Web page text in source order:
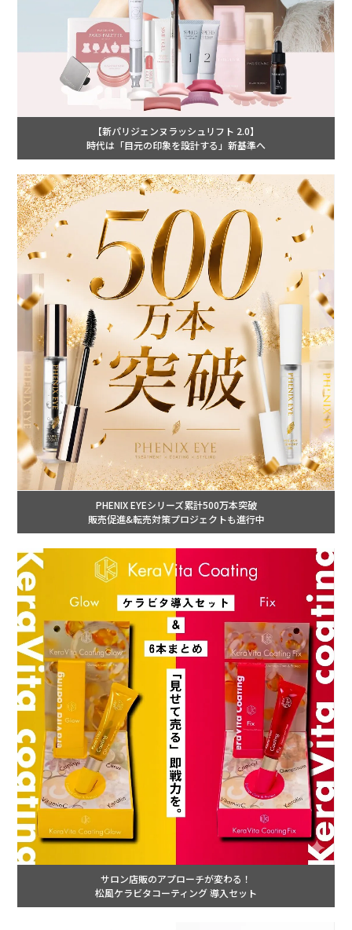
【新パリジェンヌラッシュリフト 2.0】
時代は「目元の印象を設計する」新基準へ
PHENIX EYEシリーズ累計500万本突破
販売促進&転売対策プロジェクトも進行中
サロン店販のアプローチが変わる！
松風ケラビタコーティング 導入セット